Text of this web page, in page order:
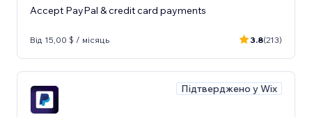
Accept PayPal & credit card payments
Від 15,00 $ / місяць 3.8(213)
Підтверджено у Wix